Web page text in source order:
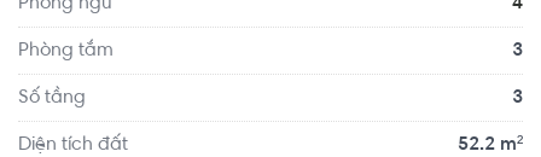
Dương, Đồng Nai, Long An. Ra Lê văn khương 2 phút. Khu
vực đông đúc, gần chợ xung quanh có đầy đủ các trường
Phòng tắm 3
Số tầng 3
Diện tích đất 52.2 m²